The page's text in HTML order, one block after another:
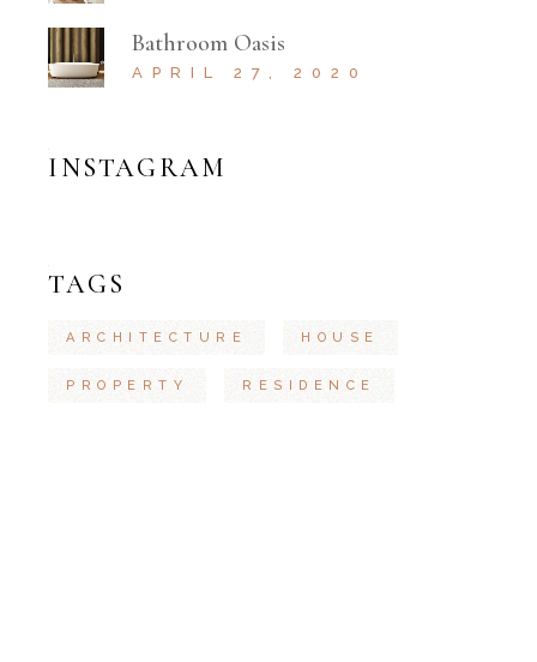
Bathroom Oasis
APRIL 27, 2020
INSTAGRAM
TAGS
ARCHITECTURE HOUSE
PROPERTY RESIDENCE